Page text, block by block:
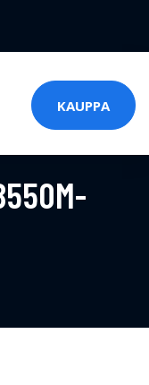
KAUPPA